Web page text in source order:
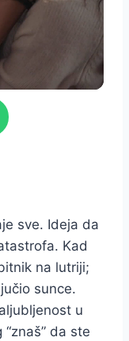
sve. Ideja da
Kad
na lutriji;
sunce.
u
da ste